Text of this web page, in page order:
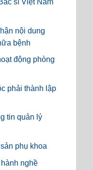
sĩ Việt Nam
nội dung
bệnh
động phòng
phải thành lập
tin quản lý
phụ khoa
nghề